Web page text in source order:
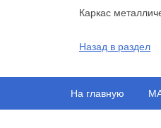
Каркас
Назад в раздел
На главную